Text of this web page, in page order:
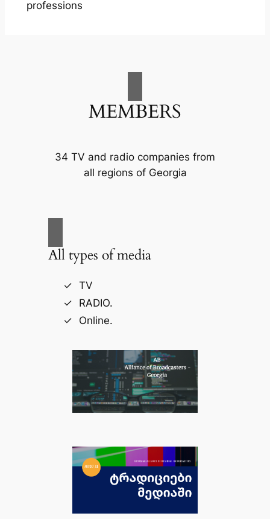
professions
MEMBERS
34 TV and radio companies from
all regions of Georgia
All types of media
TV
RADIO.
Online.